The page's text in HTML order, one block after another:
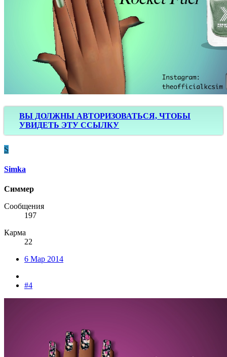
ВЫ ДОЛЖНЫ АВТОРИЗОВАТЬСЯ, ЧТОБЫ
УВИДЕТЬ ЭТУ ССЫЛКУ
S
Simka
Симмер
Сообщения
197
Карма
22
6 Мар 2014
#4